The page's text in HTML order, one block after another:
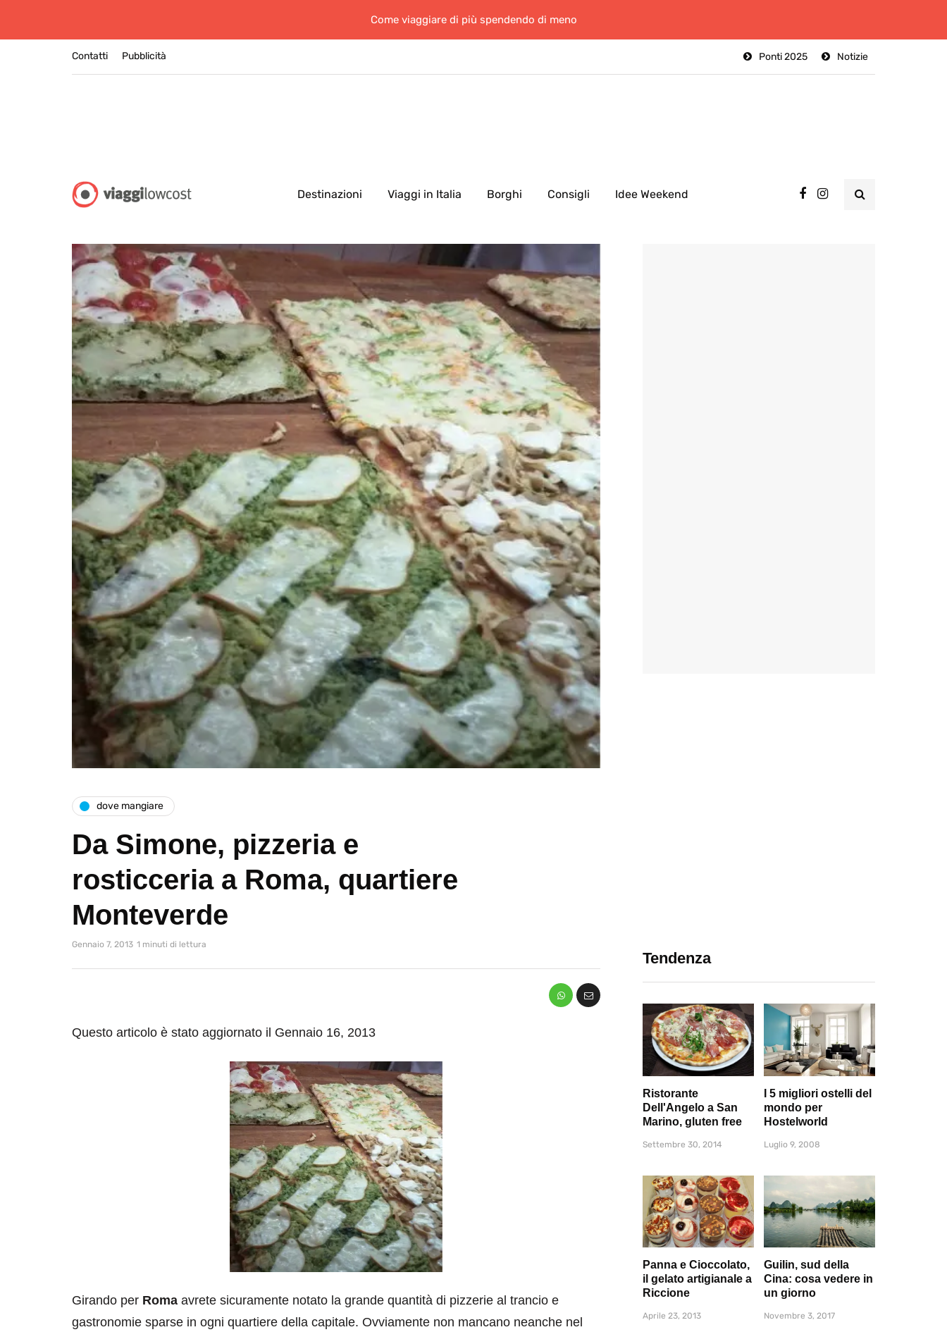
Come viaggiare di più spendendo di meno
Contatti Notizie
Ponti 2025
Pubblicità
Destinazioni Viaggi in Italia Borghi Consigli Idee Weekend
dove mangiare
Da Simone, pizzeria e
rosticceria a Roma, quartiere
Monteverde
Gennaio 7, 2013 1 minuti di lettura
Questo articolo è stato aggiornato il Gennaio 16, 2013
Girando per Roma avrete sicuramente notato la grande quantità di pizzerie al trancio e
gastronomie sparse in ogni quartiere della capitale. Ovviamente non mancano neanche nel
Tendenza
Ristorante
Dell'Angelo a San
Marino, gluten free
Settembre 30, 2014
I 5 migliori ostelli del
mondo per
Hostelworld
Luglio 9, 2008
Panna e Cioccolato,
il gelato artigianale a
Riccione
Aprile 23, 2013
Guilin, sud della
Cina: cosa vedere in
un giorno
Novembre 3, 2017